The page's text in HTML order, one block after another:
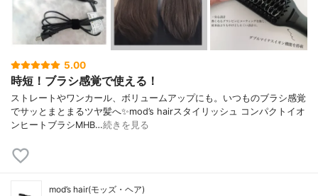
5.00
時短！ブラシ感覚で使える！
ストレートやワンカール、ボリュームアップにも。いつものブラシ感覚
でサッとまとまるツヤ髪へ✨mod’s hairスタイリッシュ コンパクトイオ
ンヒートブラシMHB…続きを見る
mod’s hair(モッズ・ヘア)